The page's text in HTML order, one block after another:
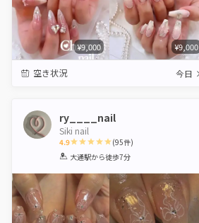
¥9,000 ¥9,000
空き状況 今日
ry____nail
Siki nail
4.9
1 2 3 4 5
(95件)
大通駅から徒歩7分